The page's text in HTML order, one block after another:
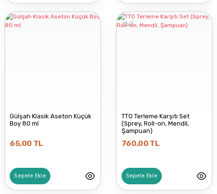
Gülşah Klasik Aseton Küçük
Boy 80 ml
65,00 TL
Sepete Ekle
YENİ
TTO Terleme Karşıtı Set
(Sprey, Roll-on, Mendil,
Şampuan)
760,00 TL
Sepete Ekle